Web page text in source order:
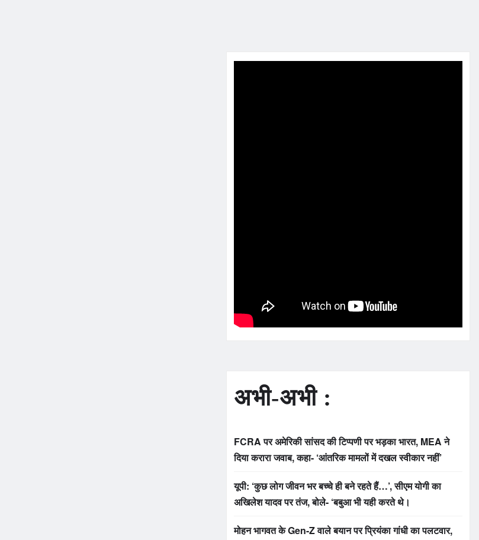
अभी-अभी :
FCRA पर अमेरिकी सांसद की टिप्पणी पर भड़का भारत, MEA ने
दिया करारा जवाब, कहा- ‘आंतरिक मामलों में दखल स्वीकार नहीं’
यूपी: ‘कुछ लोग जीवन भर बच्चे ही बने रहते हैं…’, सीएम योगी का
अखिलेश यादव पर तंज, बोले- ‘बबुआ भी यही करते थे।
मोहन भागवत के Gen-Z वाले बयान पर प्रियंका गांधी का पलटवार,